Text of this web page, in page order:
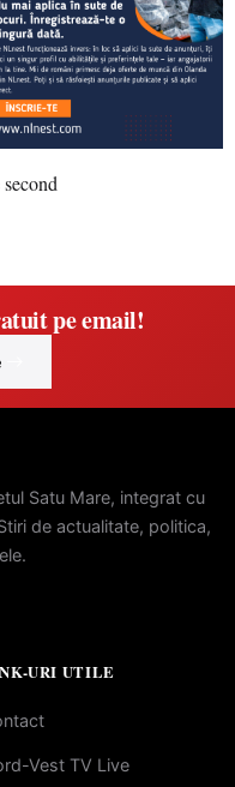
pe email!
Satu Mare, integrat cu
de actualitate, politica,
URI UTILE
Vest TV Live